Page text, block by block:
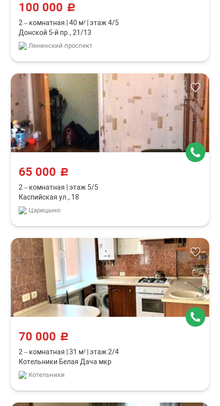
100 000 c
2 – комнатная 40 м² этаж 4/5
Донской 5-й пр., 21/13
Ленинский проспект
65 000 c
2 – комнатная
этаж 5/5
Каспийская ул., 18
Царицыно
70 000 c
2 – комнатная 31 м² этаж 2/4
Котельники Белая Дача мкр
Котельники